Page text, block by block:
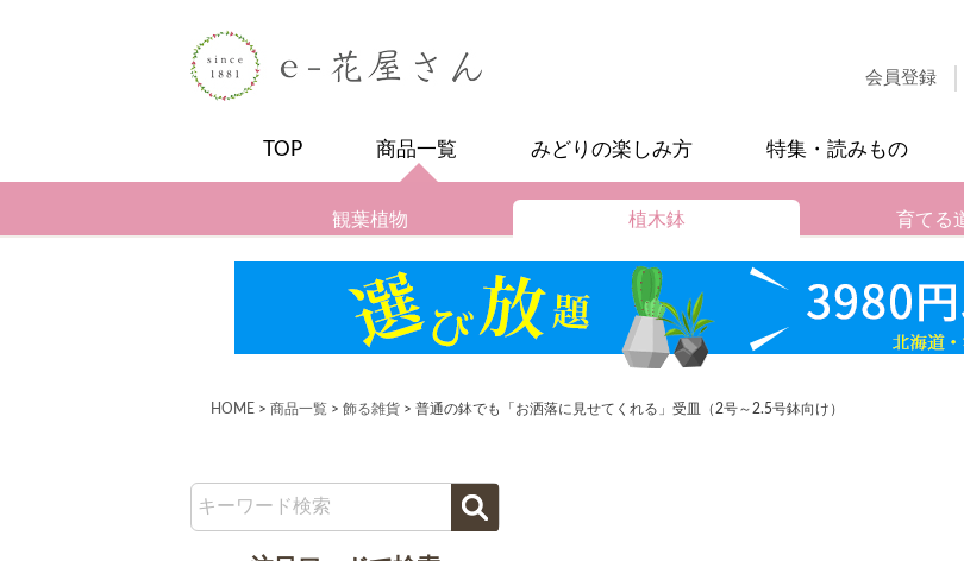
会員登録
TOP 商品一覧 みどりの楽しみ方 特集・読みもの
観葉植物 植木鉢 育てる
HOME 商品一覧 飾る雑貨 普通の鉢でも「お洒落に見せてくれる」受皿（2号～2.5号鉢向け）